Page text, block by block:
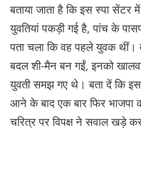
बताया जाता है कि इस स्पा सेंटर
युवतियां पकड़ी गई है, पांच के
पता चला कि वह पहले युवक थीं।
बदल शी-मैन बन गईं, इनको
युवती समझ गए थे। बता दें कि
आने के बाद एक बार फिर भाजपा
चरित्र पर विपक्ष ने सवाल खड़े